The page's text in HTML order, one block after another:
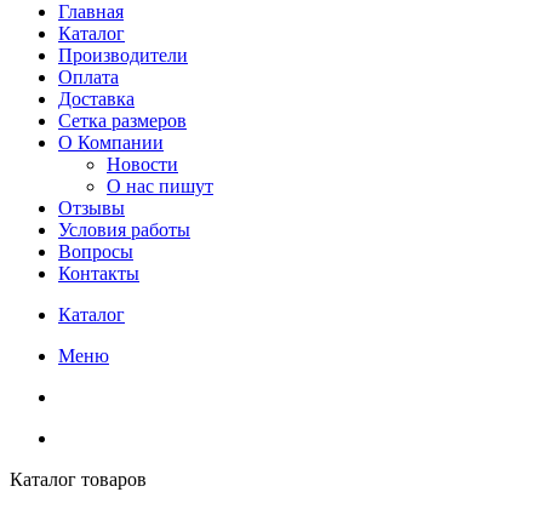
Главная
Каталог
Производители
Оплата
Доставка
Сетка размеров
О Компании
Новости
О нас пишут
Отзывы
Условия работы
Вопросы
Контакты
Каталог
Меню
Каталог товаров